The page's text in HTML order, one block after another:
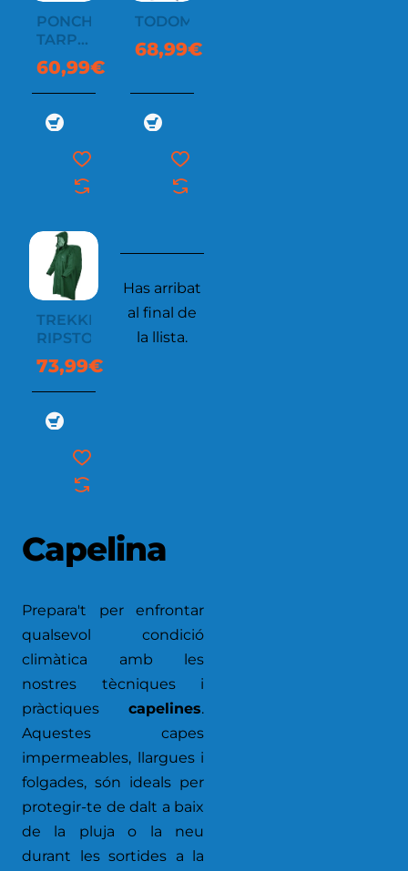
Capelina
Prepara't per enfrontar
qualsevol condició
climàtica amb les
nostres tècniques i
pràctiques capelines.
Aquestes capes
impermeables, llargues i
folgades, són ideals per
protegir-te de dalt a baix
de la pluja o la neu
durant les sortides a la
PONCHO
TARP
NYLON
70D
60,99€
TODOMODO
68,99€
TREKKER
RIPSTOP
73,99€
Has arribat
al final de
la llista.